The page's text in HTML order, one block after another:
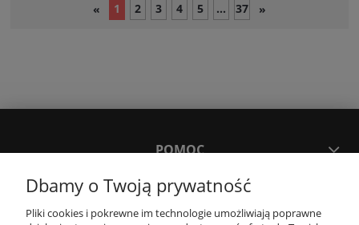
« 1 2 3 4 5 ... 37 »
POMOC
MOJE KONTO
Dbamy o Twoją prywatność
Pliki cookies i pokrewne im technologie umożliwiają poprawne